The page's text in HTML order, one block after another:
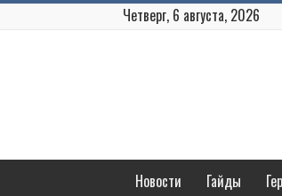
Четверг, 6 августа, 2026
Новости Гайды